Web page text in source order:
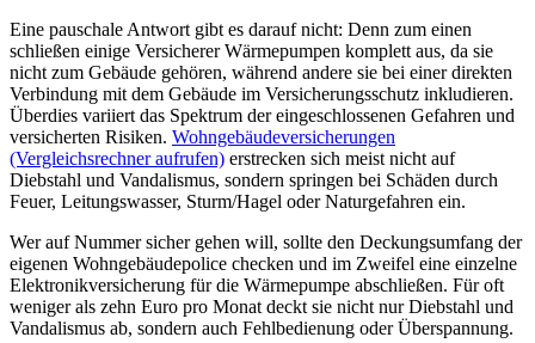
Eine pauschale Antwort gibt es darauf nicht: Denn zum einen
schließen einige Versicherer Wärmepumpen komplett aus, da sie
nicht zum Gebäude gehören, während andere sie bei einer direkten
Verbindung mit dem Gebäude im Versicherungsschutz inkludieren.
Überdies variiert das Spektrum der eingeschlossenen Gefahren und
versicherten Risiken. Wohngebäudeversicherungen
(Vergleichsrechner aufrufen) erstrecken sich meist nicht auf
Diebstahl und Vandalismus, sondern springen bei Schäden durch
Feuer, Leitungswasser, Sturm/Hagel oder Naturgefahren ein.
Wer auf Nummer sicher gehen will, sollte den Deckungsumfang der
eigenen Wohngebäudepolice checken und im Zweifel eine einzelne
Elektronikversicherung für die Wärmepumpe abschließen. Für oft
weniger als zehn Euro pro Monat deckt sie nicht nur Diebstahl und
Vandalismus ab, sondern auch Fehlbedienung oder Überspannung.